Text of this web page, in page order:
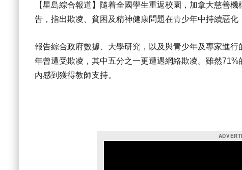
【星島綜合報道】隨着全國學生重返校園，加拿大慈善
告，指出欺凌、貧困及精神健康問題在青少年中持續惡化
報告綜合政府數據、大學研究，以及與青少年及專家進
年曾遭受欺凌，其中五分之一更遭遇網絡欺凌。雖然
內感到獲得教師支持。